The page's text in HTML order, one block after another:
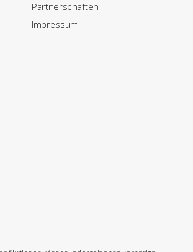
Partnerschaften
Impressum